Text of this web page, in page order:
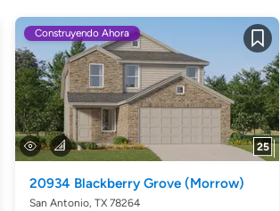
Guardar
25
Construyendo Ahora
20934 Blackberry Grove (Morrow)
San Antonio, TX 78264